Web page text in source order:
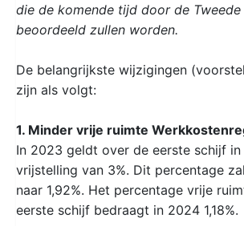
die de komende tijd door de
beoordeeld zullen worden.
De belangrijkste wijzigingen
zijn als volgt:
1. Minder vrije ruimte
In 2023 geldt over de eerste schijf in
vrijstelling van 3%. Dit percentage
naar 1,92%. Het percentage vrije
eerste schijf bedraagt in 2024 1,18%.